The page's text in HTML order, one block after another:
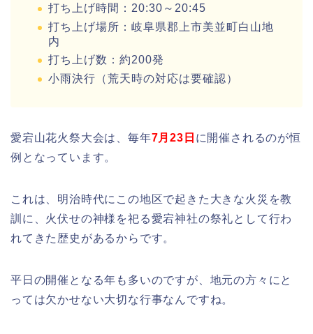
打ち上げ時間：20:30～20:45
打ち上げ場所：岐阜県郡上市美並町白山地
内
打ち上げ数：約200発
小雨決行（荒天時の対応は要確認）
愛宕山花火祭大会は、毎年7月23日 に開催されるのが恒
例となっています。
これは、明治時代にこの地区で起きた大きな火災を教
訓に、火伏せの神様を祀る愛宕神社の祭礼として行わ
れてきた歴史があるからです。
平日の開催となる年も多いのですが、地元の方々にと
っては欠かせない大切な行事なんですね。